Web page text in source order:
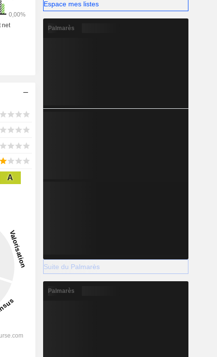
A
Espace mes listes
Palmarès
Suite du Palmarès
Palmarès